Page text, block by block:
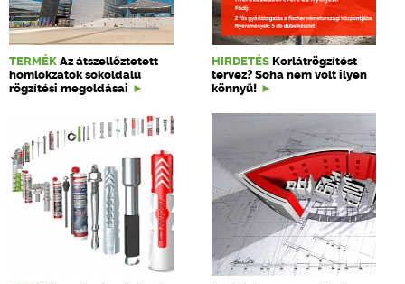
TERMÉK Az átszellőztetett
homlokzatok sokoldalú
rögzítési megoldásai
HIRDETÉS Korlátrögzítést
tervez? Soha nem volt ilyen
könnyű!